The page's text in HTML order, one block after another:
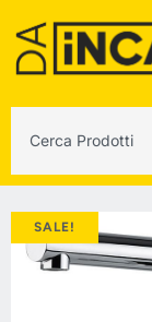
SALE!